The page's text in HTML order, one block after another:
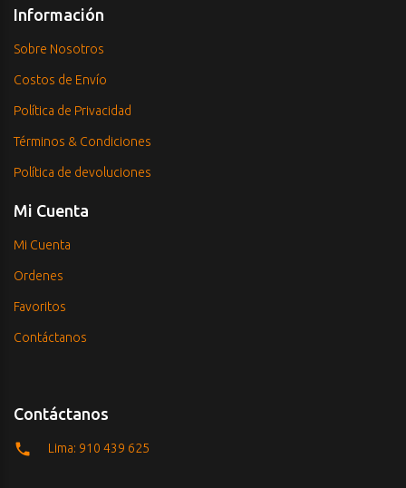
Información
Sobre Nosotros
Costos de Envío
Política de Privacidad
Términos & Condiciones
Política de devoluciones
Mi Cuenta
Mi Cuenta
Ordenes
Favoritos
Contáctanos
Contáctanos
Lima: 910 439 625